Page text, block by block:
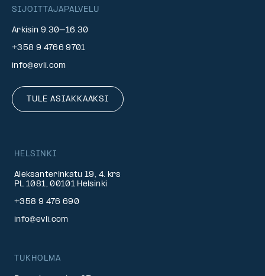
SIJOITTAJAPALVELU
Arkisin 9.30–16.30
+358 9 4766 9701
info@evli.com
TULE ASIAKKAAKSI
HELSINKI
Aleksanterinkatu 19, 4. krs
PL 1081, 00101 Helsinki
+358 9 476 690
info@evli.com
TUKHOLMA